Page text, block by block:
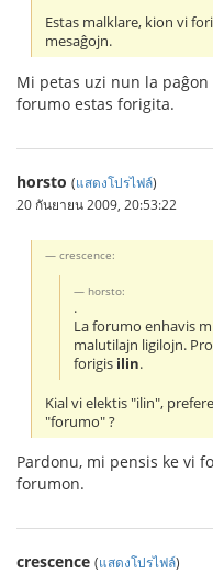
Estas malklare, kion vi
mesaĝojn.
Mi petas uzi nun la
forumo estas forigita.
horsto (แสดงโปรไฟล์)
20 กันยายน 2009, 20:53:22
crescence:
horsto:
.
La forumo enhavis
malutilajn ligilojn.
forigis ilin.
Kial vi elektis "ilin",
"forumo" ?
Pardonu, mi pensis ke vi
forumon.
crescence (แสดงโปรไฟล์)